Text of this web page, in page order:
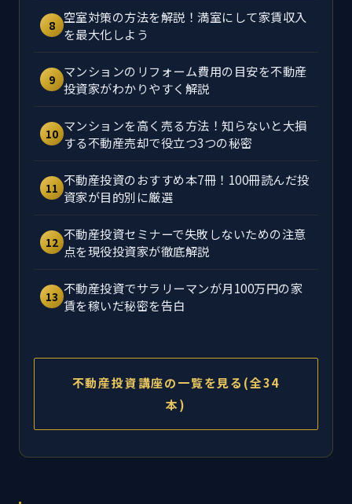
8 空室対策の方法を解説！満室にして家賃収入
を最大化しよう
9 マンションのリフォーム費用の目安を不動産
投資家がわかりやすく解説
10 マンションを高く売る方法！知らないと大損
する不動産売却で役立つ3つの秘密
11 不動産投資のおすすめ本7冊！100冊読んだ投
資家が目的別に厳選
12 不動産投資セミナーで失敗しないための注意
点を現役投資家が徹底解説
13 不動産投資でサラリーマンが月100万円の家
賃を稼いだ秘密を告白
不動産投資講座の一覧を見る(全34
本)